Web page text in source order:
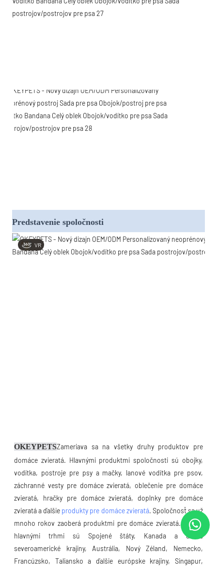
Predstavenie spoločnosti
VR
OKEYPETSZameriava sa na všetky druhy produktov pre
domáce zvieratá. Hlavnými produktmi spoločnosti sú obojky,
vodítka, postroje pre psy a mačky, lanové vodítka pre psov,
záchranné vesty pre domáce zvieratá, oblečenie pre domáce
zvieratá, hračky pre domáce zvieratá, doplnky pre domáce
zvieratá a ďalšie produkty pre domáce zvieratá. Spoločnosť sa už
mnoho rokov zaoberá produktmi pre domáce zvieratá. Našimi
hlavnými trhmi sú Spojené štáty, Kanada a ďalšie
severoamerické krajiny, Austrália, Nový Zéland, Nemecko,
Francúzsko, Taliansko a ďalšie európske krajiny, Singapur,